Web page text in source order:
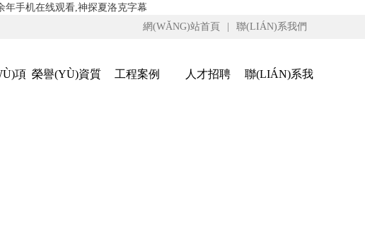
年手机在线观看,神探夏洛克字幕
網(WǍNG)站首頁 聯(LIÁN)系我們
項 榮譽(YÙ)資質 工程案例 人才招聘 聯(LIÁN)系我